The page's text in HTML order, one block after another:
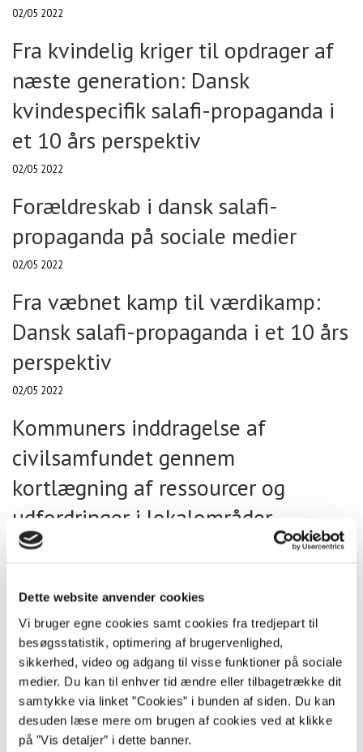
Dette website anvender cookies
Vi bruger egne cookies samt cookies fra tredjepart til
besøgsstatistik, optimering af brugervenlighed,
sikkerhed, video og adgang til visse funktioner på sociale
medier. Du kan til enhver tid ændre eller tilbagetrække dit
samtykke via linket ”Cookies” i bunden af siden. Du kan
desuden læse mere om brugen af cookies ved at klikke
på ”Vis detaljer” i dette banner.
02/05 2022
Fra kvindelig kriger til opdrager af
næste generation: Dansk
kvindespecifik salafi-propaganda i
et 10 års perspektiv
02/05 2022
Forældreskab i dansk salafi-
propaganda på sociale medier
02/05 2022
Fra væbnet kamp til værdikamp:
Dansk salafi-propaganda i et 10 års
perspektiv
02/05 2022
Kommuners inddragelse af
civilsamfundet gennem
kortlægning af ressourcer og
udfordringer i lokalområder
08/03 2022
tre indsatser over for negativ social
kontrol og radikalisering
Vejen ud af kaninhullet: Teknikker
til det socialfaglige arbejde i